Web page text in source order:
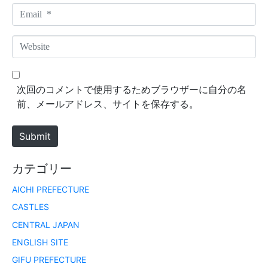
m
*
m
a
*
W
e
b
e
次回のコメントで使用するためブラウザーに自分の名
前、メールアドレス、サイトを保存する。
Submit
カテゴリー
AICHI PREFECTURE
CASTLES
CENTRAL JAPAN
ENGLISH SITE
GIFU PREFECTURE